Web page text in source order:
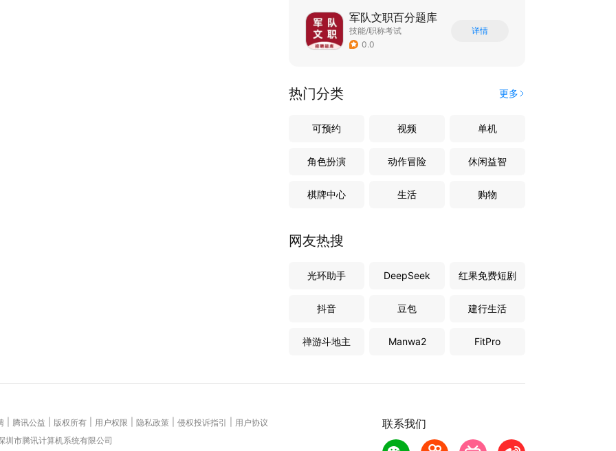
军队文职百分题库
技能/职称考试
0.0
详情
热门分类 更多
可预约 视频 单机
角色扮演 动作冒险 休闲益智
棋牌中心 生活 购物
网友热搜
光环助手 DeepSeek 红果免费短剧
抖音 豆包 建行生活
禅游斗地主 Manwa2 FitPro
联系我们
腾讯公益 版权所有 用户权限 隐私政策 侵权投诉指引
用户协议
圳市腾讯计算机系统有限公司